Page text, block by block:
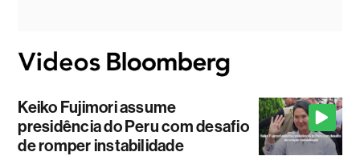
Keiko Fujimori assume
presidência do Peru com desafio
de romper instabilidade